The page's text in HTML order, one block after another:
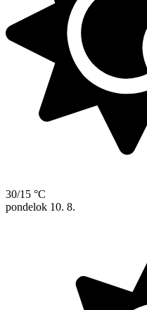
30/15 °C
pondelok 10. 8.